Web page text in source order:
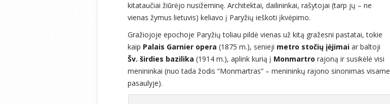
kitataučiai žiūrėjo nusižeminę. Architektai, dailininkai, rašytojai (tarp jų – ne
vienas žymus lietuvis) keliavo į Paryžių ieškoti įkvėpimo.
Gražiojoje epochoje Paryžių toliau pildė vienas už kitą gražesni pastatai, tokie
kaip Palais Garnier opera (1875 m.), senieji metro stočių įėjimai ar baltoji
Šv. širdies bazilika (1914 m.), aplink kurią į Monmartro rajoną ir susikėlė visi
menininkai (nuo tada žodis “Monmartras” – menininkų rajono sinonimas visame
pasaulyje).